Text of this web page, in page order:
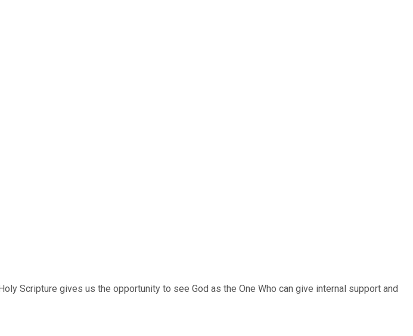
Scripture gives us the opportunity to see God as the One Who can give internal support and